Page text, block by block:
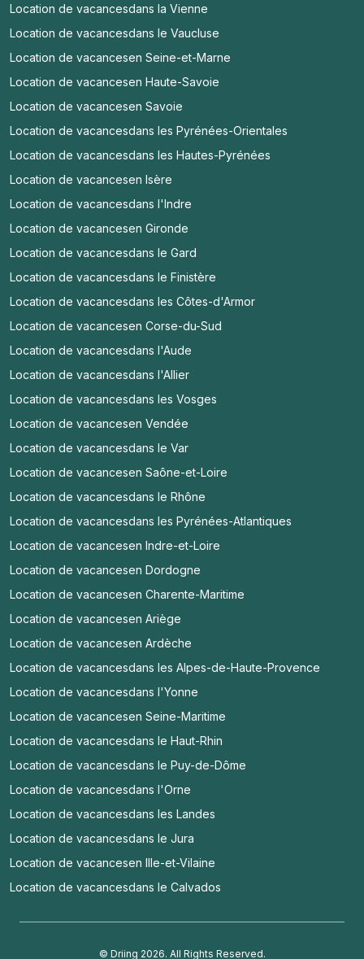
Location de vacancesdans la Vienne
Location de vacancesdans le Vaucluse
Location de vacancesen Seine-et-Marne
Location de vacancesen Haute-Savoie
Location de vacancesen Savoie
Location de vacancesdans les Pyrénées-Orientales
Location de vacancesdans les Hautes-Pyrénées
Location de vacancesen Isère
Location de vacancesdans l'Indre
Location de vacancesen Gironde
Location de vacancesdans le Gard
Location de vacancesdans le Finistère
Location de vacancesdans les Côtes-d'Armor
Location de vacancesen Corse-du-Sud
Location de vacancesdans l'Aude
Location de vacancesdans l'Allier
Location de vacancesdans les Vosges
Location de vacancesen Vendée
Location de vacancesdans le Var
Location de vacancesen Saône-et-Loire
Location de vacancesdans le Rhône
Location de vacancesdans les Pyrénées-Atlantiques
Location de vacancesen Indre-et-Loire
Location de vacancesen Dordogne
Location de vacancesen Charente-Maritime
Location de vacancesen Ariège
Location de vacancesen Ardèche
Location de vacancesdans les Alpes-de-Haute-Provence
Location de vacancesdans l'Yonne
Location de vacancesen Seine-Maritime
Location de vacancesdans le Haut-Rhin
Location de vacancesdans le Puy-de-Dôme
Location de vacancesdans l'Orne
Location de vacancesdans les Landes
Location de vacancesdans le Jura
Location de vacancesen Ille-et-Vilaine
Location de vacancesdans le Calvados
© Driing 2026. All Rights Reserved.